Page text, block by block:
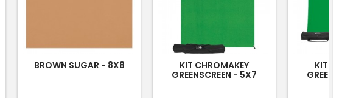
BROWN SUGAR - 8X8
KIT CHROMAKEY
GREENSCREEN - 5X7
KIT